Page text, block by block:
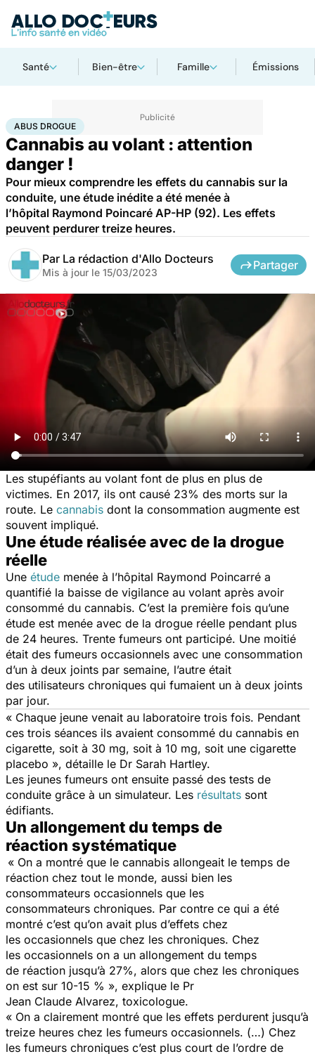
Santé Bien-être Famille Émissions
Accueil SantéMaladies Drogues et addictions
ABUS DROGUE
Cannabis au volant : attention
danger !
Pour mieux comprendre les effets du cannabis sur la
conduite, une étude inédite a été menée à
l’hôpital Raymond Poincaré AP-HP (92). Les effets
peuvent perdurer treize heures.
Par La rédaction d'Allo Docteurs
Mis à jour le 15/03/2023
Partager
Les stupéfiants au volant font de plus en plus de
victimes. En 2017, ils ont causé 23% des morts sur la
route. Le cannabis dont la consommation augmente est
souvent impliqué.
Une étude réalisée avec de la drogue
réelle
Une étude menée à l’hôpital Raymond Poincarré a
quantifié la baisse de vigilance au volant après avoir
consommé du cannabis. C’est la première fois qu’une
étude est menée avec de la drogue réelle pendant plus
de 24 heures. Trente fumeurs ont participé. Une moitié
était des fumeurs occasionnels avec une consommation
d’un à deux joints par semaine, l’autre était
des utilisateurs chroniques qui fumaient un à deux joints
par jour.
« Chaque jeune venait au laboratoire trois fois. Pendant
ces trois séances ils avaient consommé du cannabis en
cigarette, soit à 30 mg, soit à 10 mg, soit une cigarette
placebo », détaille le Dr Sarah Hartley.
Les jeunes fumeurs ont ensuite passé des tests de
conduite grâce à un simulateur. Les résultats sont
édifiants.
Un allongement du temps de
réaction systématique
« On a montré que le cannabis allongeait le temps de
réaction chez tout le monde, aussi bien les
consommateurs occasionnels que les
consommateurs chroniques. Par contre ce qui a été
montré c’est qu’on avait plus d’effets chez
les occasionnels que chez les chroniques. Chez
les occasionnels on a un allongement du temps
de réaction jusqu’à 27%, alors que chez les chroniques
on est sur 10-15 % », explique le Pr
Jean Claude Alvarez, toxicologue.
« On a clairement montré que les effets perdurent jusqu’à
treize heures chez les fumeurs occasionnels. (…) Chez
les fumeurs chroniques c’est plus court de l’ordre de